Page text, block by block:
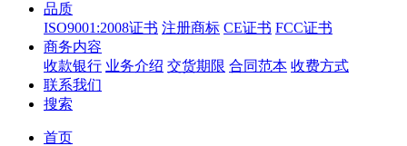
品质
ISO9001:2008证书 注册商标 CE证书 FCC证书
商务内容
收款银行 业务介绍 交货期限 合同范本 收费方式
联系我们
搜索
首页